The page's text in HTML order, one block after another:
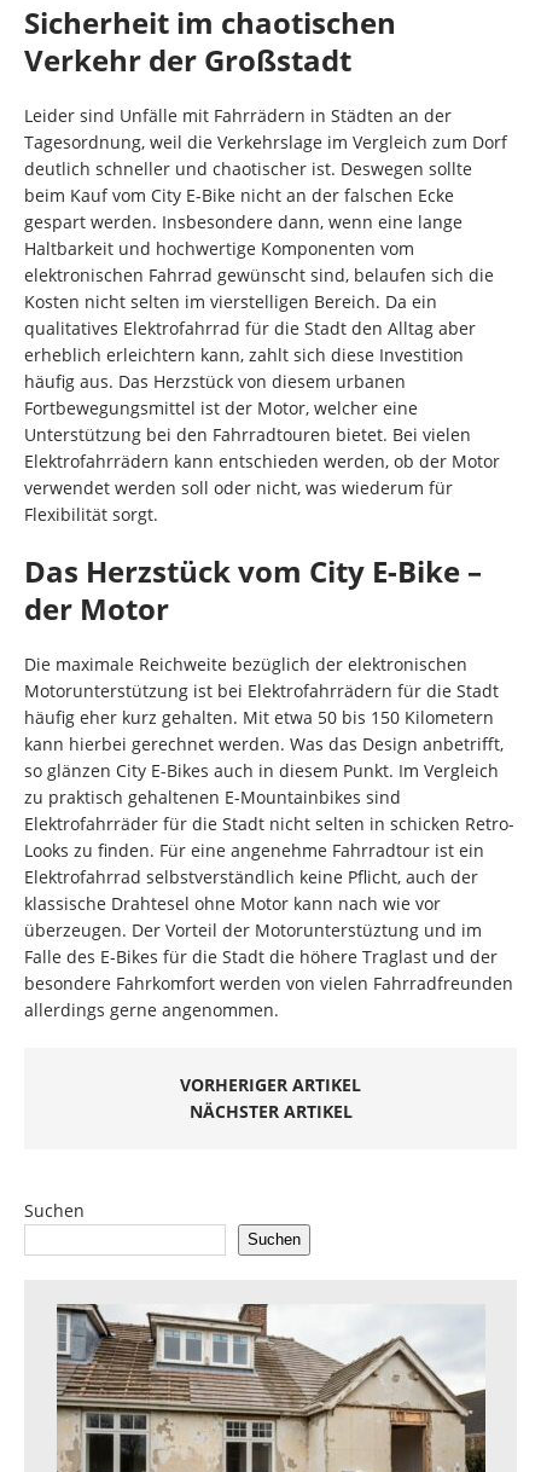
Sicherheit im chaotischen
Verkehr der Großstadt
Leider sind Unfälle mit Fahrrädern in Städten an der
Tagesordnung, weil die Verkehrslage im Vergleich zum Dorf
deutlich schneller und chaotischer ist. Deswegen sollte
beim Kauf vom City E-Bike nicht an der falschen Ecke
gespart werden. Insbesondere dann, wenn eine lange
Haltbarkeit und hochwertige Komponenten vom
elektronischen Fahrrad gewünscht sind, belaufen sich die
Kosten nicht selten im vierstelligen Bereich. Da ein
qualitatives Elektrofahrrad für die Stadt den Alltag aber
erheblich erleichtern kann, zahlt sich diese Investition
häufig aus. Das Herzstück von diesem urbanen
Fortbewegungsmittel ist der Motor, welcher eine
Unterstützung bei den Fahrradtouren bietet. Bei vielen
Elektrofahrrädern kann entschieden werden, ob der Motor
verwendet werden soll oder nicht, was wiederum für
Flexibilität sorgt.
Das Herzstück vom City E-Bike –
der Motor
Die maximale Reichweite bezüglich der elektronischen
Motorunterstützung ist bei Elektrofahrrädern für die Stadt
häufig eher kurz gehalten. Mit etwa 50 bis 150 Kilometern
kann hierbei gerechnet werden. Was das Design anbetrifft,
so glänzen City E-Bikes auch in diesem Punkt. Im Vergleich
zu praktisch gehaltenen E-Mountainbikes sind
Elektrofahrräder für die Stadt nicht selten in schicken Retro-
Looks zu finden. Für eine angenehme Fahrradtour ist ein
Elektrofahrrad selbstverständlich keine Pflicht, auch der
klassische Drahtesel ohne Motor kann nach wie vor
überzeugen. Der Vorteil der Motorunterstüztung und im
Falle des E-Bikes für die Stadt die höhere Traglast und der
besondere Fahrkomfort werden von vielen Fahrradfreunden
allerdings gerne angenommen.
VORHERIGER ARTIKEL
NÄCHSTER ARTIKEL
Suchen
Suchen